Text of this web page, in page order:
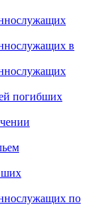
в
погибших
по